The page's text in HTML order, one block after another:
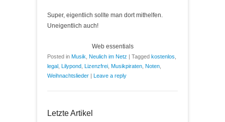
Super, eigentlich sollte man dort mithelfen.
Uneigentlich auch!
Web essentials
Posted in Musik Neulich im Netz | Tagged kostenlos
legal Lilypond Lizenzfrei Musikpiraten Noten
Weihnachtslieder | Leave a reply
Letzte Artikel